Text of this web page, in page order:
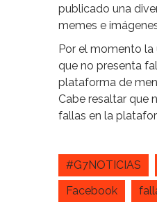
publicado una
memes e
Por el momento la
que no presenta
plataforma de
Cabe resaltar que
fallas en la
#G7NOTICIAS
Facebook